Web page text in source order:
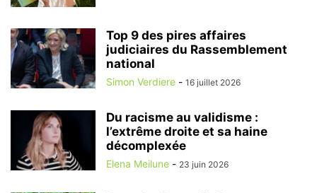
Top 9 des pires affaires
judiciaires du Rassemblement
national
Simon Verdiere - 16 juillet 2026
Du racisme au validisme :
l’extrême droite et sa haine
décomplexée
Elena Meilune - 23 juin 2026